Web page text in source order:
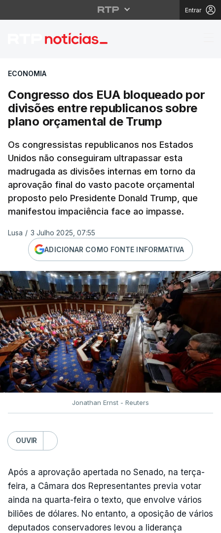
Entrar
Congresso dos EUA
ECONOMIA
Congresso dos EUA bloqueado por
divisões entre republicanos sobre
plano orçamental de Trump
Os congressistas republicanos nos Estados
Unidos não conseguiram ultrapassar esta
madrugada as divisões internas em torno da
aprovação final do vasto pacote orçamental
proposto pelo Presidente Donald Trump, que
manifestou impaciência face ao impasse.
Lusa / 3 Julho 2025, 07:55
ADICIONAR COMO FONTE INFORMATIVA
Jonathan Ernst - Reuters
OUVIR
Após a aprovação apertada no Senado, na terça-
feira, a Câmara dos Representantes previa votar
ainda na quarta-feira o texto, que envolve vários
biliões de dólares. No entanto, a oposição de vários
deputados conservadores levou a liderança